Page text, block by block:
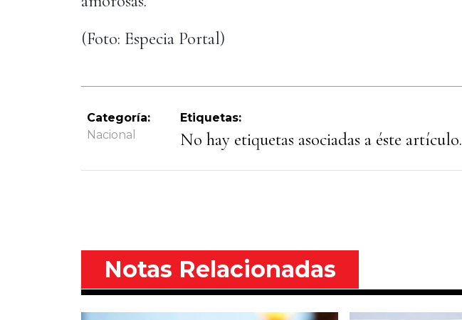
(Foto: Especia Portal)
Categoría:
Nacional
Etiquetas:
No hay etiquetas asociadas a éste artículo.
Notas Relacionadas